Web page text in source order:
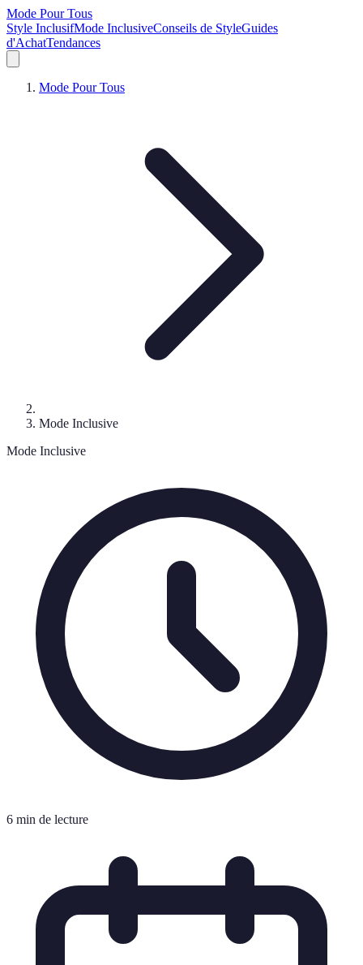
Mode Pour Tous
Style InclusifMode InclusiveConseils de StyleGuides
d'AchatTendances
Mode Pour Tous
Mode Inclusive
Mode Inclusive
6 min de lecture